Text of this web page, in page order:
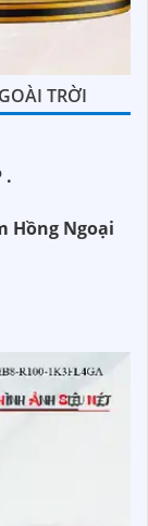
TRỜI
.
Hồng Ngoại